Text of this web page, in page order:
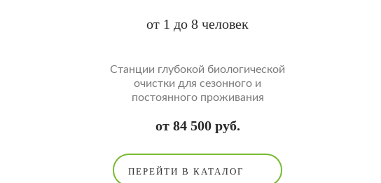
от 1 до 8 человек
Cтанции глубокой биологической
очистки для сезонного и
постоянного проживания
от 84 500 руб.
ПЕРЕЙТИ В КАТАЛОГ